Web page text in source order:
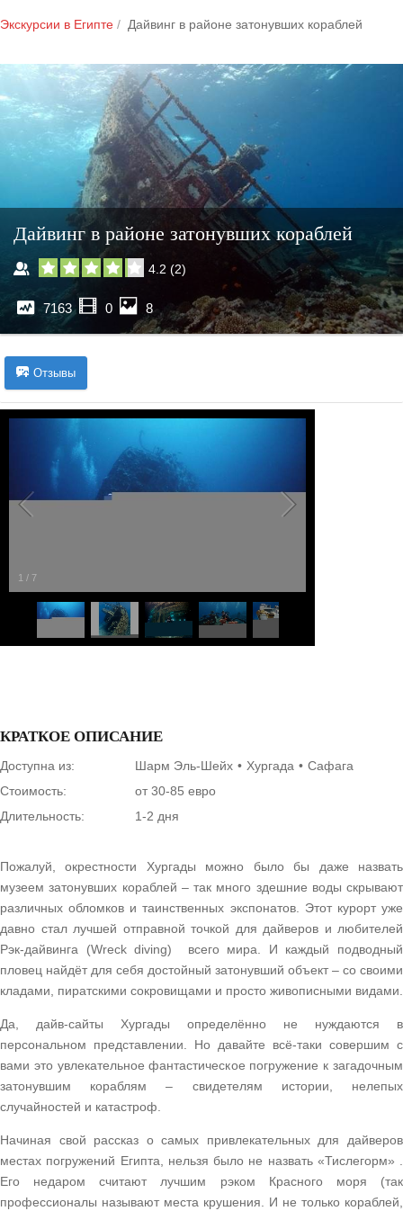
Экскурсии в Египте Дайвинг в районе затонувших кораблей
Дайвинг в районе затонувших кораблей
4.2 (2)
7163 0 8
Отзывы
1 / 7
КРАТКОЕ ОПИСАНИЕ
Доступна из: Шарм Эль-Шейх Хургада
Сафага
Стоимость:
от 30-85 евро
Длительность:
1-2 дня
Пожалуй, окрестности Хургады можно было бы даже назвать
музеем затонувших кораблей – так много здешние воды скрывают
различных обломков и таинственных экспонатов. Этот курорт уже
давно стал лучшей отправной точкой для дайверов и любителей
Рэк-дайвинга (Wreck diving) всего мира. И каждый подводный
пловец найдёт для себя достойный затонувший объект – со своими
кладами, пиратскими сокровищами и просто живописными видами.
Да, дайв-сайты Хургады определённо не нуждаются в
персональном представлении. Но давайте всё-таки совершим с
вами это увлекательное фантастическое погружение к загадочным
затонувшим кораблям – свидетелям истории, нелепых
случайностей и катастроф.
Начиная свой рассказ о самых привлекательных для дайверов
местах погружений Египта, нельзя было не назвать «Тислегорм» .
Его недаром считают лучшим рэком Красного моря (так
профессионалы называют места крушения. И не только кораблей,